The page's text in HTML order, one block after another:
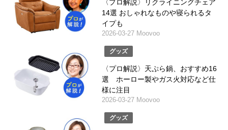
〈プロ解説〉リクライニングチェア
14選 おしゃれなものや寝られるタ
イプも
2026-03-27 Moovoo
グッズ
〈プロ解説〉天ぷら鍋、おすすめ16
選 ホーロー製やガス火対応など仕
様に注目
2026-03-27 Moovoo
グッズ